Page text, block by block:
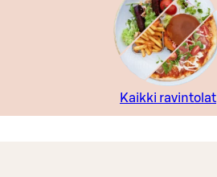
Kaikki ravintolat